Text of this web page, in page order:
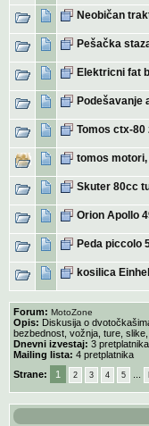
Neobičan
Pešačka
Elektricni fat
Podešavanje
Tomos ctx-80
tomos motori,
Skuter 80cc
Orion Apollo
Peda piccolo
kosilica
Forum: MotoZone
Opis: Diskusija o
bezbednost, vožnja, ture,
Dnevni izvestaj: 3 pretplatnika
Mailing lista: 4 pretplatnika
Strane:
1 2 3 4 5